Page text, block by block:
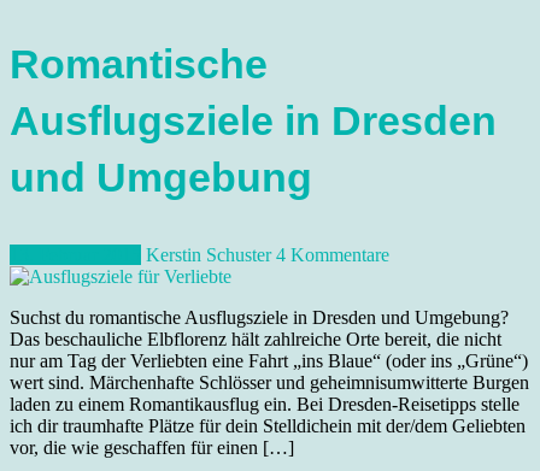
Romantische
Ausflugsziele in Dresden
und Umgebung
Kerstin Schuster 4 Kommentare
Suchst du romantische Ausflugsziele in Dresden und Umgebung?
Das beschauliche Elbflorenz hält zahlreiche Orte bereit, die nicht
nur am Tag der Verliebten eine Fahrt „ins Blaue“ (oder ins „Grüne“)
wert sind. Märchenhafte Schlösser und geheimnisumwitterte Burgen
laden zu einem Romantikausflug ein. Bei Dresden-Reisetipps stelle
ich dir traumhafte Plätze für dein Stelldichein mit der/dem Geliebten
vor, die wie geschaffen für einen […]